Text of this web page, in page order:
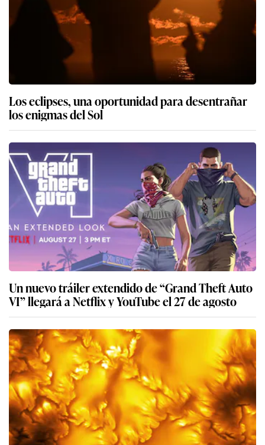
Los eclipses, una oportunidad para desentrañar
los enigmas del Sol
Un nuevo tráiler extendido de “Grand Theft Auto
VI” llegará a Netflix y YouTube el 27 de agosto